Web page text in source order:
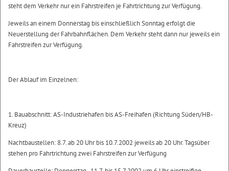
steht dem Verkehr nur ein Fahrstreifen je Fahrtrichtung zur Verfügung.
Jeweils an einem Donnerstag bis einschließlich Sonntag erfolgt die
Neuerstellung der Fahrbahnflächen. Dem Verkehr steht dann nur jeweils ein
Fahrstreifen zur Verfügung.
Der Ablauf im Einzelnen:
1. Bauabschnitt: AS-Industriehafen bis AS-Freihafen (Richtung Süden/HB-
Kreuz)
Nachtbaustellen: 8.7. ab 20 Uhr bis 10.7.2002 jeweils ab 20 Uhr. Tagsüber
stehen pro Fahrtrichtung zwei Fahrstreifen zur Verfügung